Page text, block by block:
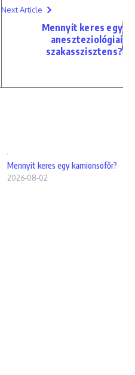
Next Article
Mennyit keres egy
aneszteziológiai
szakasszisztens?
Mennyit keres egy kamionsofőr?
2026-08-02